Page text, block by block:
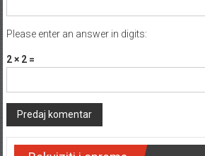
Please enter an answer in digits:
2 × 2 =